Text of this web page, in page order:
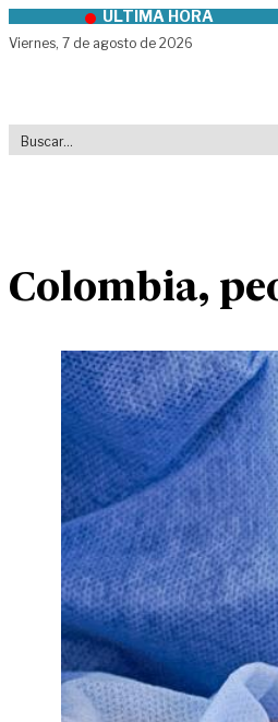
Skip to contentÚLTIMA HORA
Viernes, 7 de agosto de 2026
Colombia,